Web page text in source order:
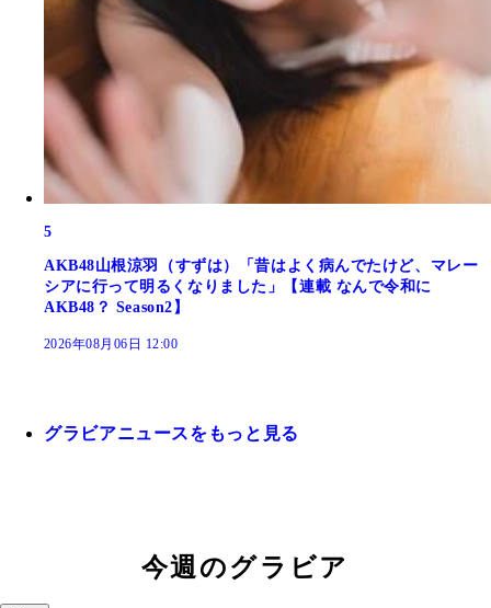
5
AKB48山根涼羽（すずは）「昔はよく病んでたけど、マレー
シアに行って明るくなりました」【連載 なんで令和に
AKB48？ Season2】
2026年08月06日 12:00
グラビアニュースをもっと見る
今週のグラビア